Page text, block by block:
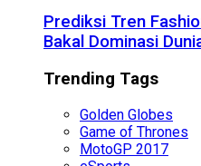
Prediksi Tren
Bakal Dominasi
Trending Tags
Golden Globes
Game of Thrones
MotoGP 2017